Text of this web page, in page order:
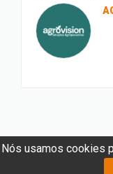
Nós usamos cookies